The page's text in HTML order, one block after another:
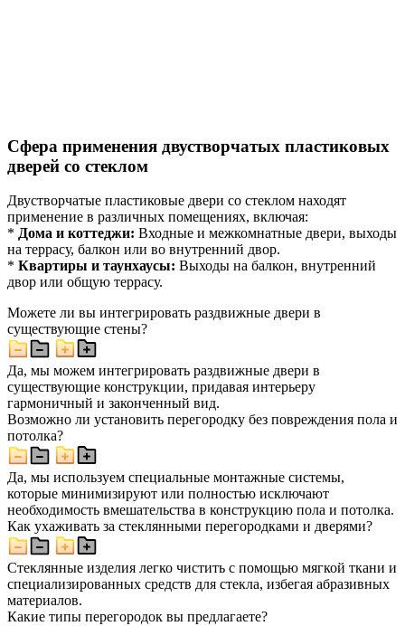
Сфера применения двустворчатых пластиковых
дверей со стеклом
Двустворчатые пластиковые двери со стеклом находят
применение в различных помещениях, включая:
* Дома и коттеджи: Входные и межкомнатные двери, выходы
на террасу, балкон или во внутренний двор.
* Квартиры и таунхаусы: Выходы на балкон, внутренний
двор или общую террасу.
Можете ли вы интегрировать раздвижные двери в
существующие стены?
Да, мы можем интегрировать раздвижные двери в
существующие конструкции, придавая интерьеру
гармоничный и законченный вид.
Возможно ли установить перегородку без повреждения пола и
потолка?
Да, мы используем специальные монтажные системы,
которые минимизируют или полностью исключают
необходимость вмешательства в конструкцию пола и потолка.
Как ухаживать за стеклянными перегородками и дверями?
Стеклянные изделия легко чистить с помощью мягкой ткани и
специализированных средств для стекла, избегая абразивных
материалов.
Какие типы перегородок вы предлагаете?